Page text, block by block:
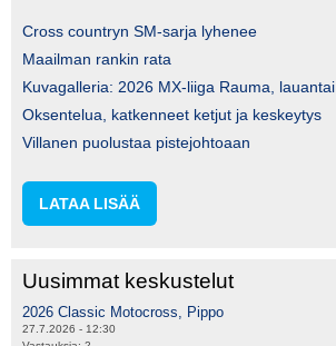
Cross countryn SM-sarja lyhenee
Maailman rankin rata
Kuvagalleria: 2026 MX-liiga Rauma, lauantai
Oksentelua, katkenneet ketjut ja keskeytys
Villanen puolustaa pistejohtoaan
LATAA LISÄÄ
Uusimmat keskustelut
2026 Classic Motocross, Pippo
27.7.2026 - 12:30